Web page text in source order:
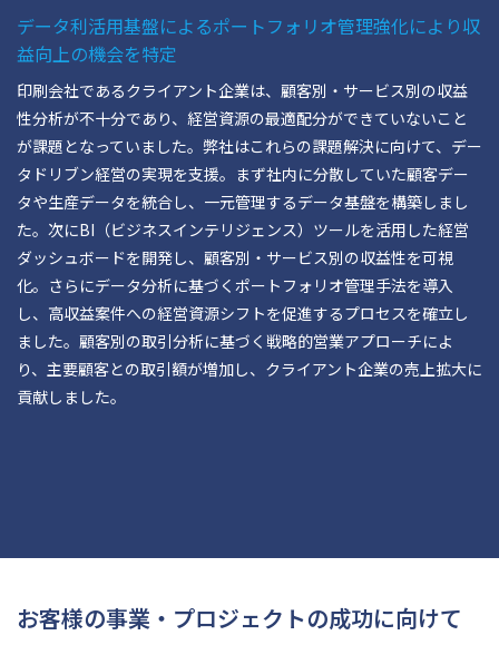
データ利活用基盤によるポートフォリオ管理強化により収
益向上の機会を特定
印刷会社であるクライアント企業は、顧客別・サービス別の収益
性分析が不十分であり、経営資源の最適配分ができていないこと
が課題となっていました。弊社はこれらの課題解決に向けて、デー
タドリブン経営の実現を支援。まず社内に分散していた顧客デー
タや生産データを統合し、一元管理するデータ基盤を構築しまし
た。次にBI（ビジネスインテリジェンス）ツールを活用した経営
ダッシュボードを開発し、顧客別・サービス別の収益性を可視
化。さらにデータ分析に基づくポートフォリオ管理手法を導入
し、高収益案件への経営資源シフトを促進するプロセスを確立し
ました。顧客別の取引分析に基づく戦略的営業アプローチによ
り、主要顧客との取引額が増加し、クライアント企業の売上拡大に
貢献しました。
お客様の事業・プロジェクトの成功に向けて